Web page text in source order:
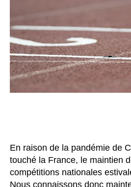
En raison de la pandémie de
touché la France, le maintien
compétitions nationales
Nous connaissons donc